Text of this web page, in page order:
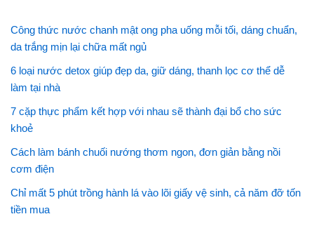
Công thức nước chanh mật ong pha uống mỗi tối, dáng chuẩn,
da trắng mịn lại chữa mất ngủ
6 loại nước detox giúp đẹp da, giữ dáng, thanh lọc cơ thể dễ
làm tại nhà
7 cặp thực phẩm kết hợp với nhau sẽ thành đại bổ cho sức
khoẻ
Cách làm bánh chuối nướng thơm ngon, đơn giản bằng nồi
cơm điện
Chỉ mất 5 phút trồng hành lá vào lõi giấy vệ sinh, cả năm đỡ tốn
tiền mua